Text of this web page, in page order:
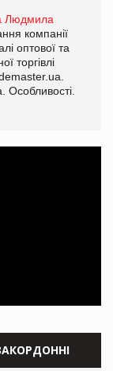
Людмила
компанії
оптової та
торгівлі
Особливості.